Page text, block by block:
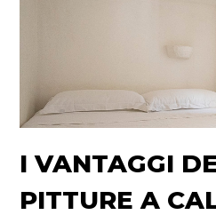
I VANTAGGI
PITTURE A